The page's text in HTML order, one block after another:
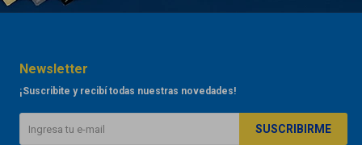
Newsletter
¡Suscribite y recibí todas nuestras novedades!
SUSCRIBIRME